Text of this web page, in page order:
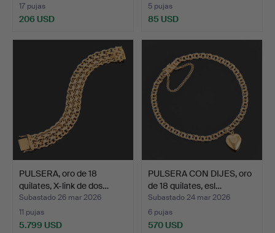
17 pujas
206 USD
5 pujas
85 USD
PULSERA, oro de 18
quilates, X-link de dos…
Subastado 26 mar 2026
11 pujas
5.799 USD
PULSERA CON DIJES, oro
de 18 quilates, esl…
Subastado 24 mar 2026
6 pujas
570 USD